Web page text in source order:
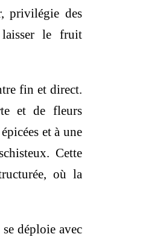
privilégie des
laisser le fruit
fin et direct.
et de fleurs
et à une
Cette
où la
déploie avec